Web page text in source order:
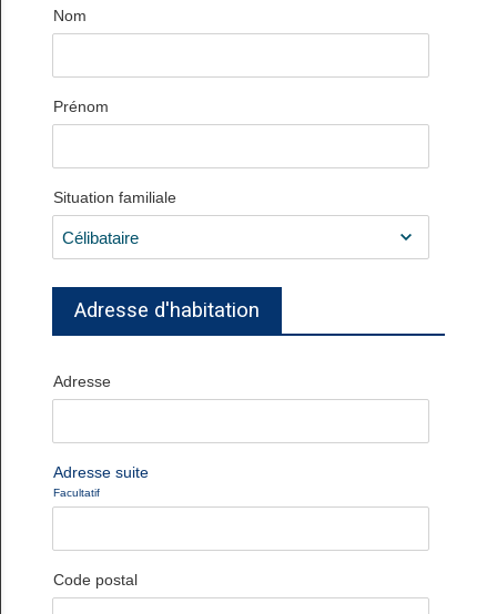
Nom
Prénom
Situation familiale
Adresse d'habitation
Adresse
Adresse suite
Facultatif
Code postal